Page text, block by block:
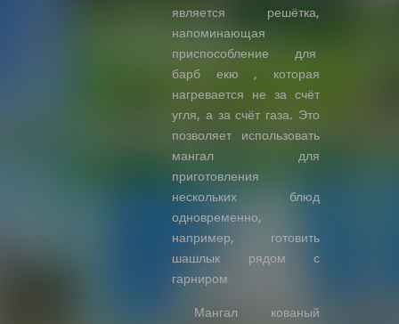
является решётка,
напоминающая
приспособление для
барб екю , которая
нагревается не за счёт
угля, а за счёт газа. Это
позволяет использовать
мангал для
приготовления
нескольких блюд
одновременно,
например, готовить
шашлык рядом с
гарниром
Мангал кованый